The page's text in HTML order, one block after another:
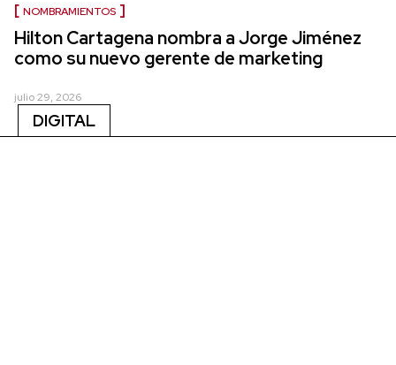
NOMBRAMIENTOS
Hilton Cartagena nombra a Jorge Jiménez
como su nuevo gerente de marketing
julio 29, 2026
DIGITAL